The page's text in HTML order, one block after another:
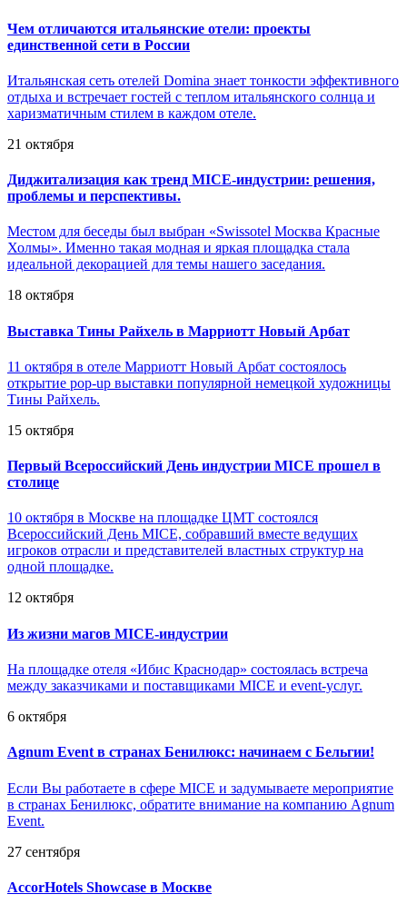
Чем отличаются итальянские отели: проекты
единственной сети в России
Итальянская сеть отелей Domina знает тонкости эффективного
отдыха и встречает гостей с теплом итальянского солнца и
харизматичным стилем в каждом отеле.
21 октября
Диджитализация как тренд MICE-индустрии: решения,
проблемы и перспективы.
Местом для беседы был выбран «Swissotel Москва Красные
Холмы». Именно такая модная и яркая площадка стала
идеальной декорацией для темы нашего заседания.
18 октября
Выставка Тины Райхель в Марриотт Новый Арбат
11 октября в отеле Марриотт Новый Арбат состоялось
открытие pop-up выставки популярной немецкой художницы
Тины Райхель.
15 октября
Первый Всероссийский День индустрии MICE прошел в
столице
10 октября в Москве на площадке ЦМТ состоялся
Всероссийский День MICE, собравший вместе ведущих
игроков отрасли и представителей властных структур на
одной площадке.
12 октября
Из жизни магов MICE-индустрии
На площадке отеля «Ибис Краснодар» состоялась встреча
между заказчиками и поставщиками MICE и event-услуг.
6 октября
Agnum Event в странах Бенилюкс: начинаем с Бельгии!
Если Вы работаете в сфере MICE и задумываете мероприятие
в странах Бенилюкс, обратите внимание на компанию Agnum
Event.
27 сентября
AccorHotels Showcase в Москве